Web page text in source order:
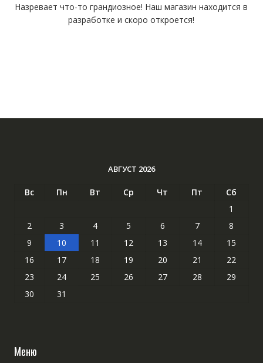
Назревает что-то грандиозное! Наш магазин находится в
разработке и скоро откроется!
АВГУСТ 2026
Вс Пн Вт Ср Чт Пт
Сб
1
2
3 4 5 6 7
8
9
10 11 12 13 14
15
16
17 18 19 20 21
22
23
24 25 26 27 28
29
30
31
Меню